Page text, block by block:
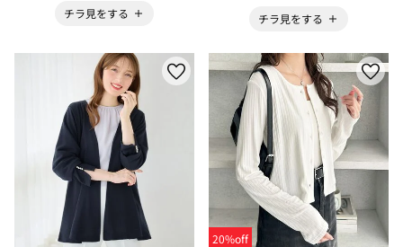
チラ見をする
チラ見をする
20%off